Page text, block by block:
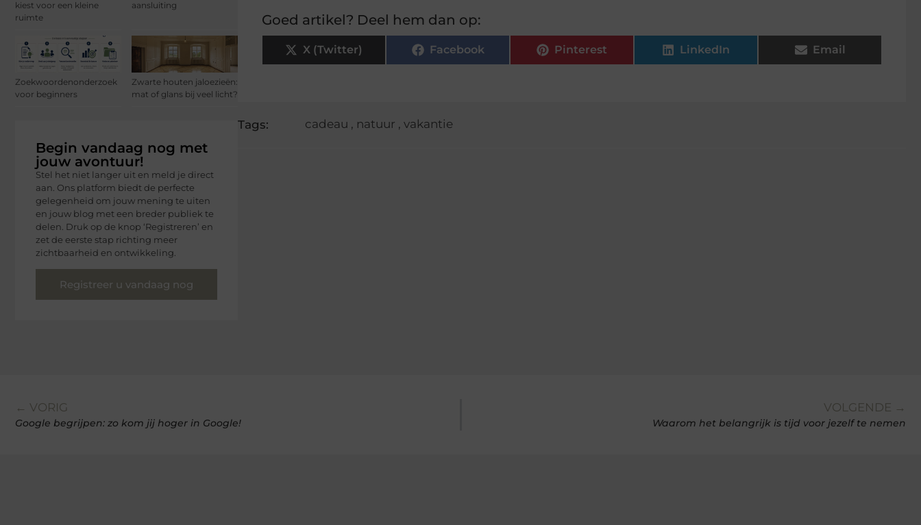
kiest voor een kleine
ruimte
aansluiting
Zoekwoordenonderzoek
voor beginners
Zwarte houten jaloezieën:
mat of glans bij veel licht?
Begin vandaag nog met
jouw avontuur!
Stel het niet langer uit en meld je direct
aan. Ons platform biedt de perfecte
gelegenheid om jouw mening te uiten
en jouw blog met een breder publiek te
delen. Druk op de knop ‘Registreren’ en
zet de eerste stap richting meer
zichtbaarheid en ontwikkeling.
Registreer u vandaag nog
Goed artikel? Deel hem dan op:
X (Twitter) Facebook Pinterest LinkedIn Email
Tags: cadeau , natuur , vakantie
← VORIG
Google begrijpen: zo kom jij hoger in Google!
VOLGENDE →
Waarom het belangrijk is tijd voor jezelf te nemen